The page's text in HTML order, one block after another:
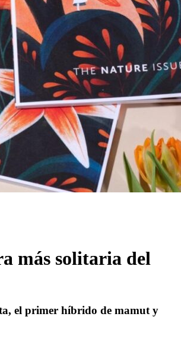
más solitaria del
el primer híbrido de mamut y